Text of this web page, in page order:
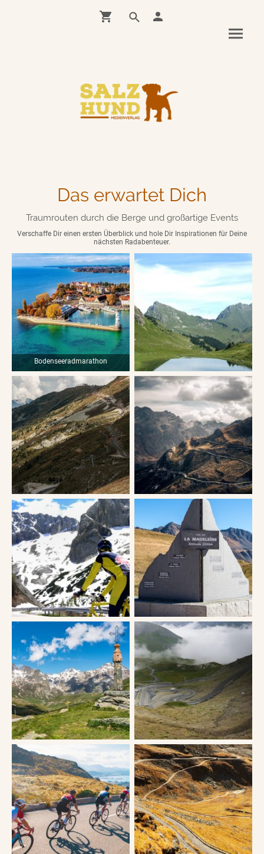
Das erwartet Dich
Traumrouten durch die Berge und großartige Events
Verschaffe Dir einen ersten Überblick und hole Dir Inspirationen für Deine
nächsten Radabenteuer.
Bodenseeradmarathon